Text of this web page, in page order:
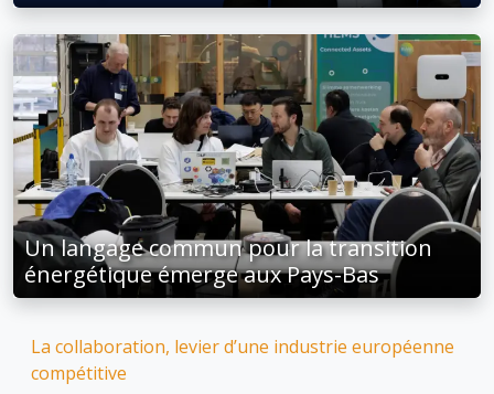
Un langage commun pour la transition
énergétique émerge aux Pays-Bas
La collaboration, levier d’une industrie européenne
compétitive